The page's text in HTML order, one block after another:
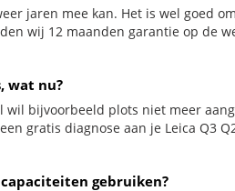
jaren mee kan. Het is wel goed
wij 12 maanden garantie op de
wat nu?
wil bijvoorbeeld plots niet meer
gratis diagnose aan je Leica Q3 Q2
capaciteiten gebruiken?